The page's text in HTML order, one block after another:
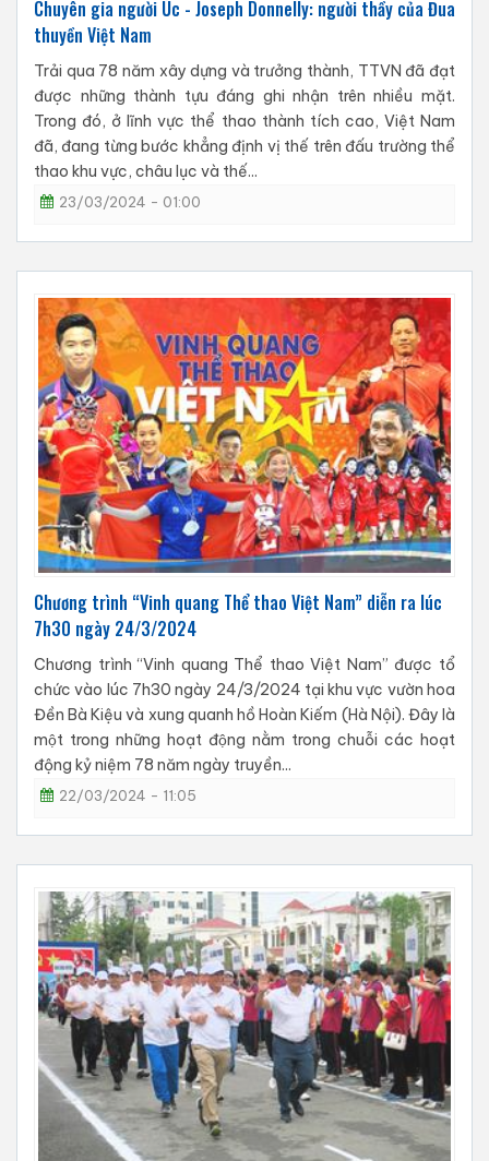
Chuyên gia người Úc - Joseph Donnelly: người thầy của Đua
thuyền Việt Nam
Trải qua 78 năm xây dựng và trưởng thành, TTVN đã đạt
được những thành tựu đáng ghi nhận trên nhiều mặt.
Trong đó, ở lĩnh vực thể thao thành tích cao, Việt Nam
đã, đang từng bước khẳng định vị thế trên đấu trường thể
thao khu vực, châu lục và thế...
23/03/2024 - 01:00
Chương trình “Vinh quang Thể thao Việt Nam” diễn ra lúc
7h30 ngày 24/3/2024
Chương trình “Vinh quang Thể thao Việt Nam” được tổ
chức vào lúc 7h30 ngày 24/3/2024 tại khu vực vườn hoa
Đền Bà Kiệu và xung quanh hồ Hoàn Kiếm (Hà Nội). Đây là
một trong những hoạt động nằm trong chuỗi các hoạt
động kỷ niệm 78 năm ngày truyền...
22/03/2024 - 11:05